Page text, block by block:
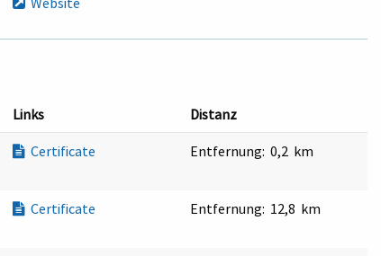
Links Distanz
Certificate Entfernung: 0,2 km
Certificate Entfernung: 12,8 km